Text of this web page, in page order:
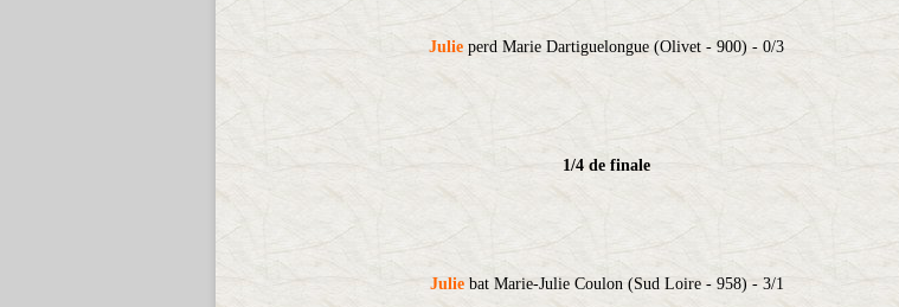
Julie perd Marie Dartiguelongue (Olivet - 900) - 0/3
1/4 de finale
Juliebat Marie-Julie Coulon (Sud Loire - 958) - 3/1